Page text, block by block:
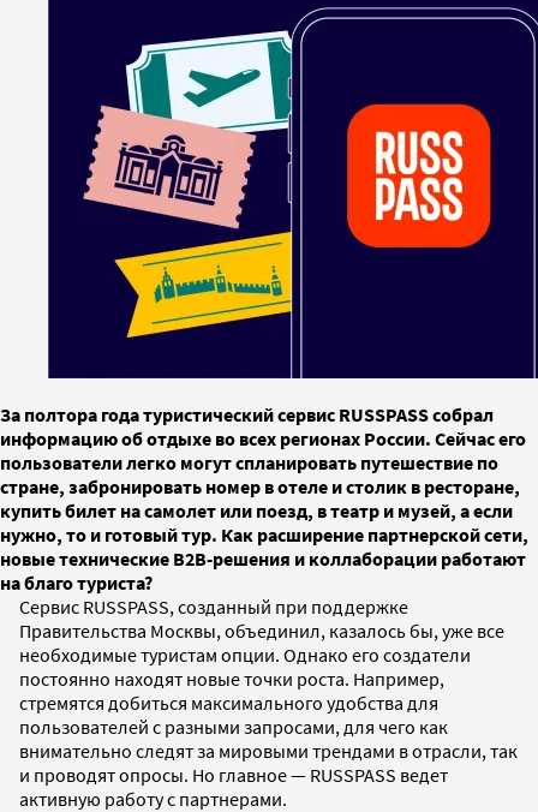
За полтора года туристический сервис RUSSPASS собрал
информацию об отдыхе во всех регионах России. Сейчас его
пользователи легко могут спланировать путешествие по
стране, забронировать номер в отеле и столик в ресторане,
купить билет на самолет или поезд, в театр и музей, а если
нужно, то и готовый тур. Как расширение партнерской сети,
новые технические B2B-решения и коллаборации работают
на благо туриста?
Сервис RUSSPASS, созданный при поддержке
Правительства Москвы, объединил, казалось бы, уже все
необходимые туристам опции. Однако его создатели
постоянно находят новые точки роста. Например,
стремятся добиться максимального удобства для
пользователей с разными запросами, для чего как
внимательно следят за мировыми трендами в отрасли, так
и проводят опросы. Но главное — RUSSPASS ведет
активную работу с партнерами.